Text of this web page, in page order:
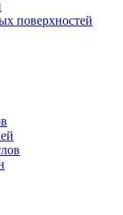
поверхностей